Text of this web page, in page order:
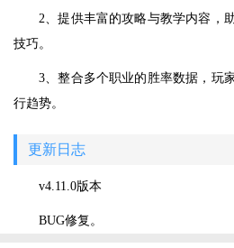
2、提供丰富的攻略与教学内容，
技巧。
3、整合多个职业的胜率数据，玩
行趋势。
更新日志
v4.11.0版本
BUG修复。